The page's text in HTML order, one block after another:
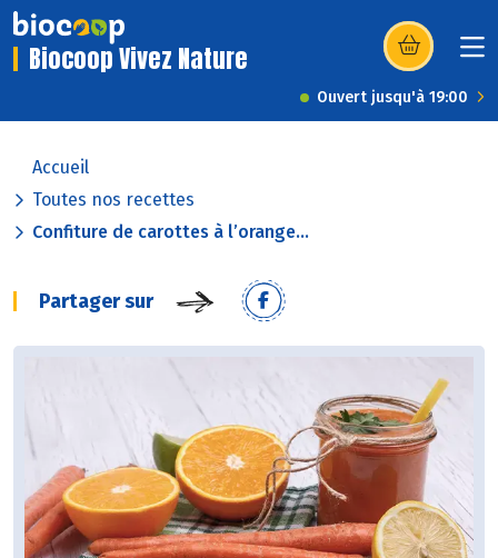
Biocoop Vivez Nature (s’ouvre dans
Ouvert jusqu'à 19:00
Accueil
Toutes nos recettes
Confiture de carottes à l’orange...
Partager sur